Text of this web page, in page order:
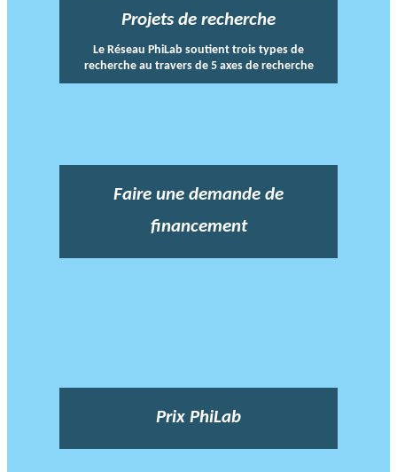
Projets de recherche
Le Réseau PhiLab soutient trois types de
recherche au travers de 5 axes de recherche
Faire une demande de
financement
Prix PhiLab